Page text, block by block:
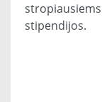
stipendijos.